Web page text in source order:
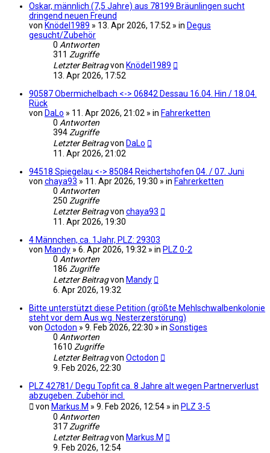
Oskar, männlich (7,5 Jahre) aus 78199 Bräunlingen sucht
dringend neuen Freund
von Knödel1989 » 13. Apr 2026, 17:52 » in Degus
gesucht/Zubehör
0 Antworten
311 Zugriffe
Letzter Beitragvon Knödel1989
13. Apr 2026, 17:52
90587 Obermichelbach <-> 06842 Dessau 16.04. Hin / 18.04.
Rück
von DaLo » 11. Apr 2026, 21:02 » in Fahrerketten
0 Antworten
394 Zugriffe
Letzter Beitragvon DaLo
11. Apr 2026, 21:02
94518 Spiegelau <-> 85084 Reichertshofen 04. / 07. Juni
von chaya93 » 11. Apr 2026, 19:30 » in Fahrerketten
0 Antworten
250 Zugriffe
Letzter Beitragvon chaya93
11. Apr 2026, 19:30
4 Männchen, ca. 1Jahr, PLZ: 29303
von Mandy » 6. Apr 2026, 19:32 » in PLZ 0-2
0 Antworten
186 Zugriffe
Letzter Beitragvon Mandy
6. Apr 2026, 19:32
Bitte unterstützt diese Petition (größte Mehlschwalbenkolonie
steht vor dem Aus wg. Nesterzerstörung)
von Octodon » 9. Feb 2026, 22:30 » in Sonstiges
0 Antworten
1610 Zugriffe
Letzter Beitragvon Octodon
9. Feb 2026, 22:30
PLZ 42781/ Degu Topfit ca. 8 Jahre alt wegen Partnerverlust
abzugeben. Zubehör incl.
von Markus.M » 9. Feb 2026, 12:54 » in PLZ 3-5
0 Antworten
317 Zugriffe
Letzter Beitragvon Markus.M
9. Feb 2026, 12:54